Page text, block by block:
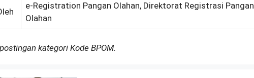
e-Registration Pangan Olahan, Direktorat Registrasi Pangan
Olahan
kategori Kode BPOM.